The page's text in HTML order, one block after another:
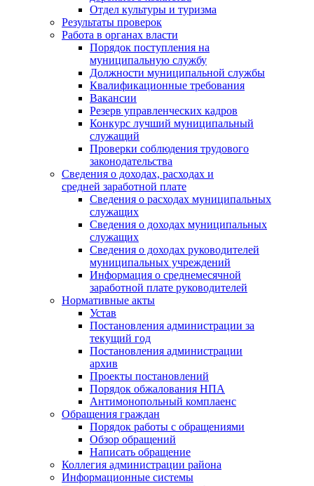
Отдел культуры и туризма
Результаты проверок
Работа в органах власти
Порядок поступления на
муниципальную службу
Должности муниципальной службы
Квалификационные требования
Вакансии
Резерв управленческих кадров
Конкурс лучший муниципальный
служащий
Проверки соблюдения трудового
законодательства
Сведения о доходах, расходах и
средней заработной плате
Сведения о расходах муниципальных
служащих
Сведения о доходах муниципальных
служащих
Сведения о доходах руководителей
муниципальных учреждений
Информация о среднемесячной
заработной плате руководителей
Нормативные акты
Устав
Постановления администрации за
текущий год
Постановления администрации
архив
Проекты постановлений
Порядок обжалования НПА
Антимонопольный комплаенс
Обращения граждан
Порядок работы с обращениями
Обзор обращений
Написать обращение
Коллегия администрации района
Информационные системы